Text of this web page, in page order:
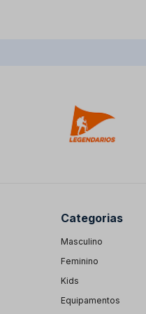
Categorias
Masculino
Feminino
Kids
Equipamentos